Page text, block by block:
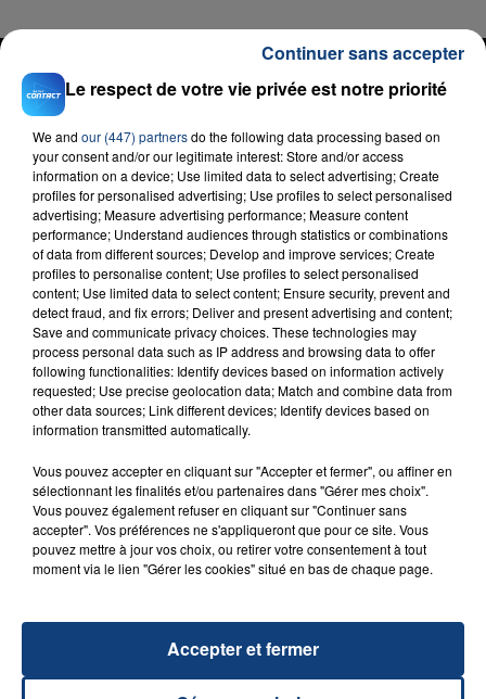
New Religion
RADIO CONTACT
FIL D'ACTU
23 juillet 2026
INCENDIE MORTEL À LENS : UNE FEMME ET
SON BÉBÉ ENTRE LA VIE ET LA...
aspergé sa compagne et leur bébé de trois mois
d'un liquide inflammable.
Le respect de votre vie privée est notre priorité
We and our (447) partnersdo the following data processing based on
your consent and/or our legitimate interest: Store and/or access
information on a device; Use limited data to select advertising; Create
profiles for personalised advertising; Use profiles to select personalised
advertising; Measure advertising performance; Measure content
performance; Understand audiences through statistics or combinations
of data from different sources; Develop and improve services; Create
profiles to personalise content; Use profiles to select personalised
content; Use limited data to select content; Ensure security, prevent and
detect fraud, and fix errors; Deliver and present advertising and content;
Save and communicate privacy choices. These technologies may
process personal data such as IP address and browsing data to offer
following functionalities: Identify devices based on information actively
requested; Use precise geolocation data; Match and combine data from
other data sources; Link different devices; Identify devices based on
information transmitted automatically.
Vous pouvez accepter en cliquant sur "Accepter et fermer", ou affiner en
sélectionnant les finalités et/ou partenaires dans "Gérer mes choix".
Vous pouvez également refuser en cliquant sur "Continuer sans
accepter". Vos préférences ne s'appliqueront que pour ce site. Vous
pouvez mettre à jour vos choix, ou retirer votre consentement à tout
moment via le lien "Gérer les cookies" situé en bas de chaque page.
Accepter et fermer
Continuer sans accepter